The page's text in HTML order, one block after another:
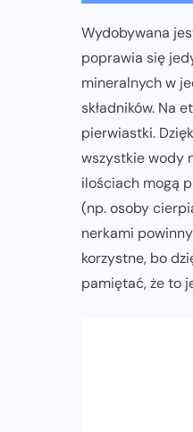
Wydobywana
poprawia się
mineralnych w
składników. Na
pierwiastki.
wszystkie wody
ilościach mogą
(np. osoby
nerkami
korzystne, bo
pamiętać, że to